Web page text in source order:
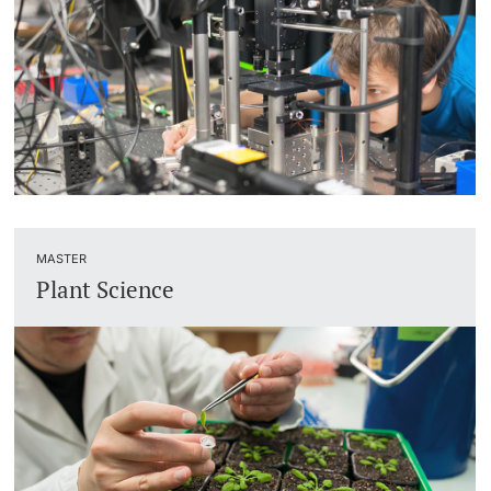
Studienfachberatung
Studienberatung
Studienfinanzierung
Soziales & Gesundheit
Militär- & Zivildienst
Inklusive Universität
Koordinationsstelle für Geflüchtete
MASTER
Plant Science